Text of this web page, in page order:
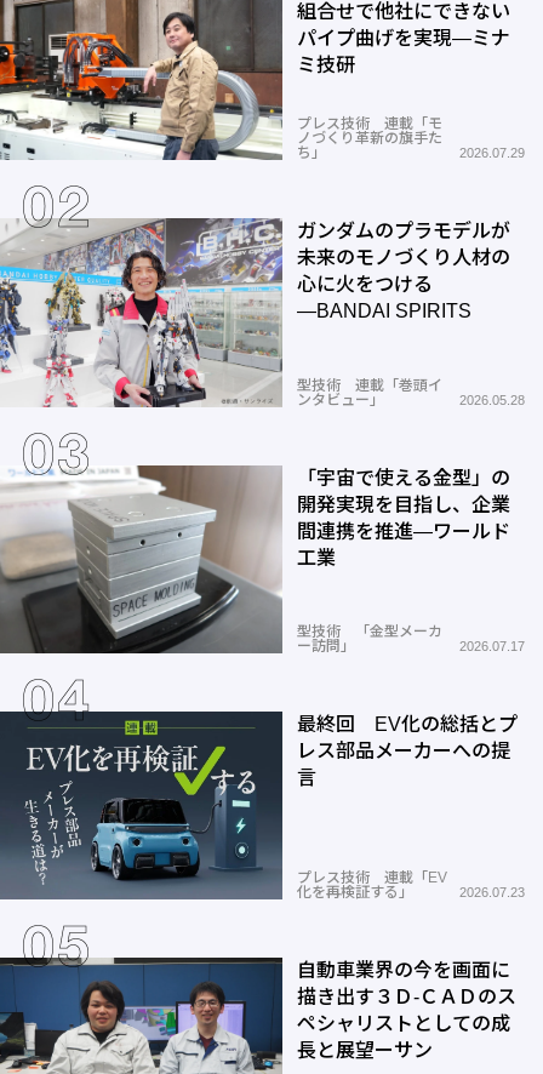
組合せで他社にできない
パイプ曲げを実現―ミナ
ミ技研
プレス技術 連載「モ
ノづくり革新の旗手た
ち」
2026.07.29
ガンダムのプラモデルが
未来のモノづくり人材の
心に火をつける
―BANDAI SPIRITS
型技術 連載「巻頭イ
ンタビュー」
2026.05.28
「宇宙で使える金型」の
開発実現を目指し、企業
間連携を推進―ワールド
工業
型技術 「金型メーカ
ー訪問」
2026.07.17
最終回 EV化の総括とプ
レス部品メーカーへの提
言
プレス技術 連載「EV
化を再検証する」
2026.07.23
自動車業界の今を画面に
描き出す３Ｄ-ＣＡＤのス
ペシャリストとしての成
長と展望ーサン